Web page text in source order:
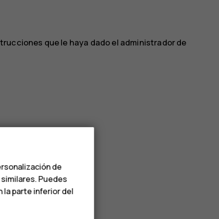
que le haya dado el administrador de
de
Puedes
la parte inferior del